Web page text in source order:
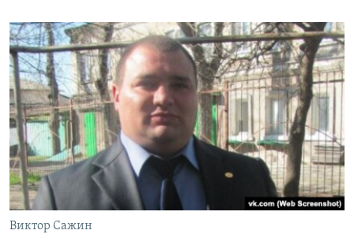
Виктор Сажин